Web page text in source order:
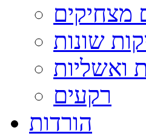
מצחיקים
שונות
ואשליות
רקעים
הורדות